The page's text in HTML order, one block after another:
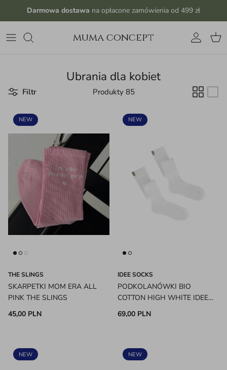
Przejdź do treściDarmowa dostawa na opłacone zamówienia od 499 zł
muma concept Konto
Ubrania dla kobiet
Filtr Produkty 85
NEW
THE SLINGS
SKARPETKI MOM ERA ALL
PINK THE SLINGS
45,00 PLN
NEW
IDEE SOCKS
PODKOLANÓWKI BIO
COTTON HIGH WHITE IDEE
SOCKS
69,00 PLN
NEW NEW